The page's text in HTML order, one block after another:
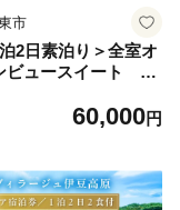
市
2日素泊り＞全室オ
ビュースイート ヴ
60,000円